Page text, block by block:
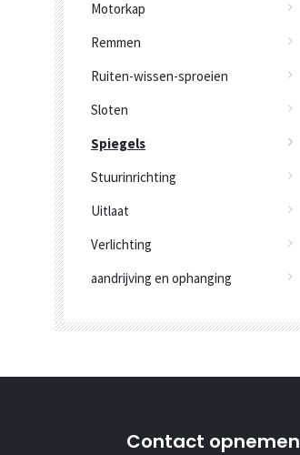
Motorkap
Remmen
Ruiten-wissen-sproeien
Sloten
Spiegels
Stuurinrichting
Uitlaat
Verlichting
aandrijving en ophanging
Contact opnemen